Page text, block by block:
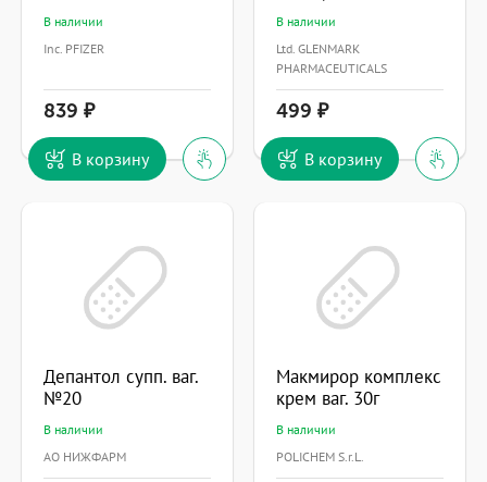
В наличии
Inc. PFIZER
839
В корзину
В наличии
Ltd. GLENMARK
PHARMACEUTICALS
499
В корзину
Депантол супп. ваг.
№20
В наличии
АО НИЖФАРМ
Макмирор комплекс
крем ваг. 30г
В наличии
POLICHEM S.r.L.